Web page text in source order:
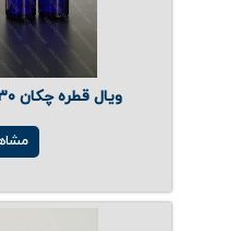
ویال قطره چکان ۳۰ میل آبی - 9107